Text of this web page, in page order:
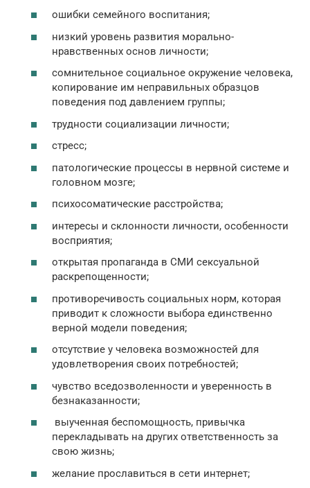
ошибки семейного воспитания;
низкий уровень развития морально-
нравственных основ личности;
сомнительное социальное окружение человека,
копирование им неправильных образцов
поведения под давлением группы;
трудности социализации личности;
стресс;
патологические процессы в нервной системе и
головном мозге;
психосоматические расстройства;
интересы и склонности личности, особенности
восприятия;
открытая пропаганда в СМИ сексуальной
раскрепощенности;
противоречивость социальных норм, которая
приводит к сложности выбора единственно
верной модели поведения;
отсутствие у человека возможностей для
удовлетворения своих потребностей;
чувство вседозволенности и уверенность в
безнаказанности;
выученная беспомощность, привычка
перекладывать на других ответственность за
свою жизнь;
желание прославиться в сети интернет;